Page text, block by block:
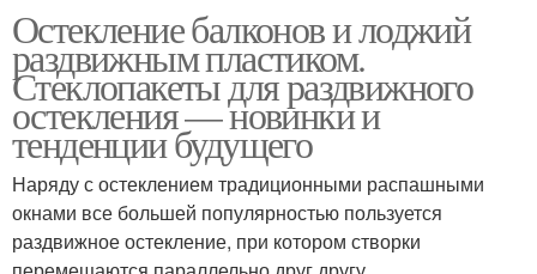
Остекление балконов и лоджий
раздвижным пластиком.
Стеклопакеты для раздвижного
остекления — новинки и
тенденции будущего
Наряду с остеклением традиционными распашными
окнами все большей популярностью пользуется
раздвижное остекление, при котором створки